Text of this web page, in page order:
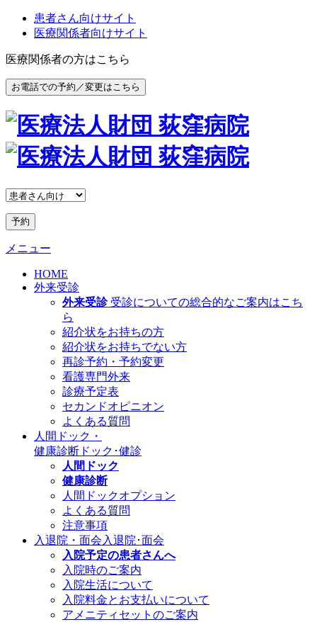
患者さん向けサイト
医療関係者向けサイト
医療関係者の方はこちら
お電話での予約／変更はこちら
予約
メニュー
HOME
外来受診
外来受診 受診についての総合的なご案内はこち
ら
紹介状をお持ちの方
紹介状をお持ちでない方
再診予約・予約変更
看護専門外来
診療予定表
セカンドオピニオン
よくある質問
人間ドック・
健康診断 ドック･健診
人間ドック
健康診断
人間ドックオプション
よくある質問
注意事項
入退院・面会 入退院･面会
入院予定の患者さんへ
入院時のご案内
入院生活について
入院料金とお支払いについて
アメニティセットのご案内